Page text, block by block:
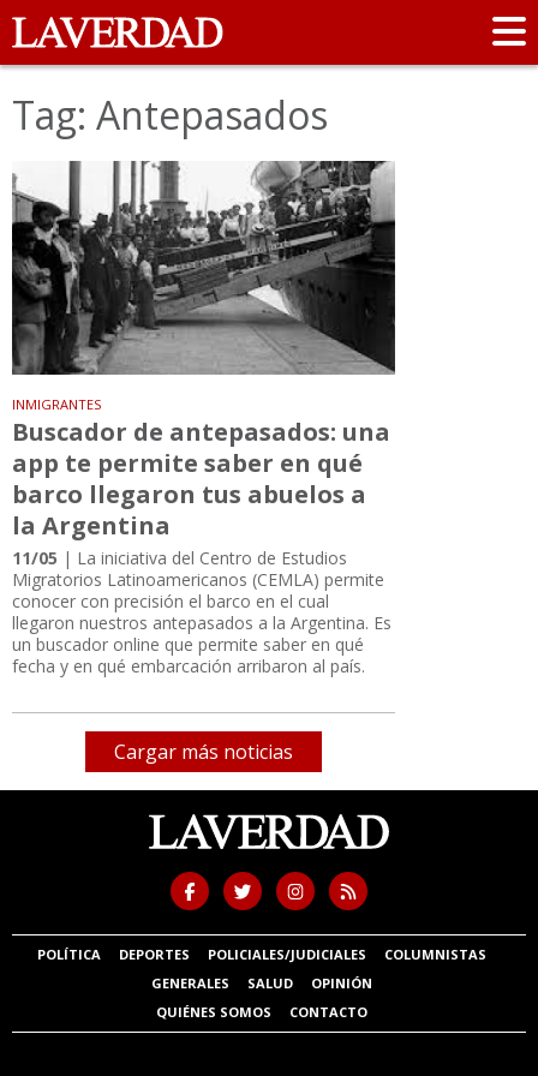
Tag: Antepasados
INMIGRANTES
Buscador de antepasados: una
app te permite saber en qué
barco llegaron tus abuelos a
la Argentina
11/05 | La iniciativa del Centro de Estudios
Migratorios Latinoamericanos (CEMLA) permite
conocer con precisión el barco en el cual
llegaron nuestros antepasados a la Argentina. Es
un buscador online que permite saber en qué
fecha y en qué embarcación arribaron al país.
Cargar más noticias
POLÍTICA DEPORTES POLICIALES/JUDICIALES
COLUMNISTAS
GENERALES
SALUD
OPINIÓN
QUIÉNES SOMOS
CONTACTO